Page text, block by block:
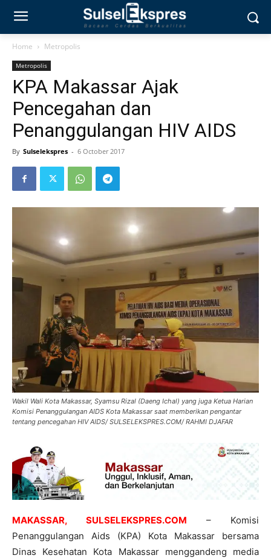
Home Metropolis
Metropolis
KPA Makassar Ajak
Pencegahan dan
Penanggulangan HIV AIDS
By Sulselekspres - 6 October 2017
Wakil Wali Kota Makassar, Syamsu Rizal (Daeng Ichal) yang juga Ketua Harian
Komisi Penanggulangan AIDS Kota Makassar saat memberikan pengantar
tentang pencegahan HIV AIDS/ SULSELEKSPRES.COM/ RAHMI DJAFAR
MAKASSAR, SULSELEKSPRES.COM – Komisi
Penanggulangan Aids (KPA) Kota Makassar bersama
Dinas Kesehatan Kota Makassar menggandeng media